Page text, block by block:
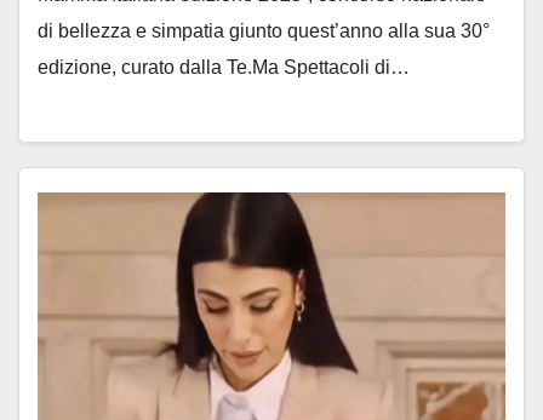
di bellezza e simpatia giunto quest’anno alla sua 30°
edizione, curato dalla Te.Ma Spettacoli di…